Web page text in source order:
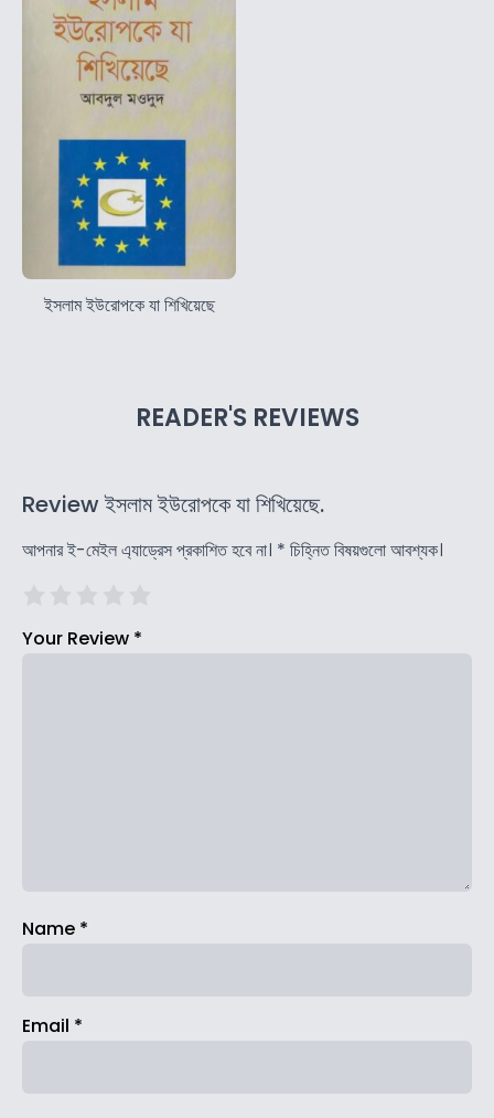
ইসলাম ইউরোপকে যা শিখিয়েছে
READER'S REVIEWS
Review ইসলাম ইউরোপকে যা শিখিয়েছে.
আপনার ই-মেইল এ্যাড্রেস প্রকাশিত হবে না। * চিহ্নিত বিষয়গুলো আবশ্যক।
Your Review *
Name *
Email *